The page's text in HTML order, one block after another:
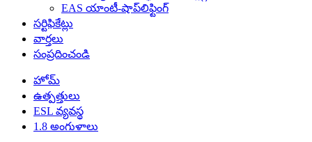
EAS యాంటీ-షాప్‌లిఫ్టింగ్
సర్టిఫికేట్లు
వార్తలు
సంప్రదించండి
హోమ్
ఉత్పత్తులు
ESL వ్యవస్థ
1.8 అంగుళాలు